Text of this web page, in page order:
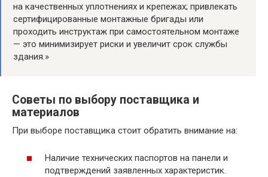
на качественных уплотнениях и крепежах; привлекать
сертифицированные монтажные бригады или
проходить инструктаж при самостоятельном монтаже
— это минимизирует риски и увеличит срок службы
здания.»
Советы по выбору поставщика и
материалов
При выборе поставщика стоит обратить внимание на:
Наличие технических паспортов на панели и
подтверждений заявленных характеристик.